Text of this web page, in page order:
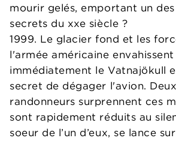
mourir gelés, emportant un
secrets du xxe siècle ?
1999. Le glacier fond et les
l'armée américaine envahissent
immédiatement le Vatnajökull
secret de dégager l'avion.
randonneurs surprennent ces
sont rapidement réduits au
soeur de l’un d’eux, se lance